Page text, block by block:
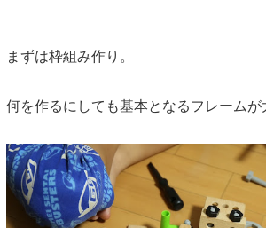
まずは枠組み作り。
何を作るにしても基本となるフレームが